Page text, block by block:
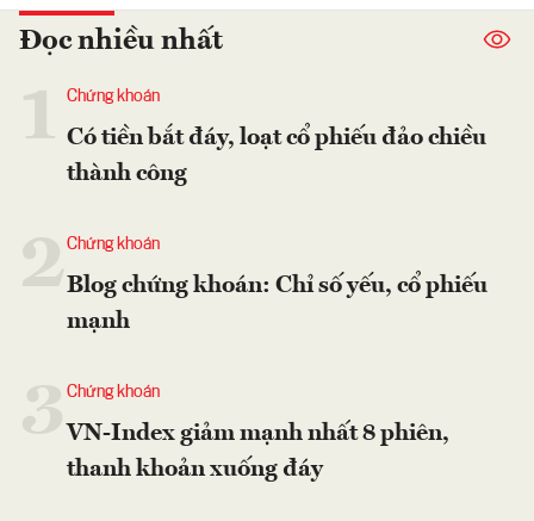
Đọc nhiều nhất
Chứng khoán
Có tiền bắt đáy, loạt cổ phiếu đảo chiều
thành công
2Chứng khoán
Blog chứng khoán: Chỉ số yếu, cổ phiếu
mạnh
Chứng khoán
VN-Index giảm mạnh nhất 8 phiên,
thanh khoản xuống đáy